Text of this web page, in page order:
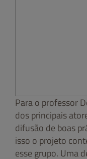
Para o professor
dos principais
difusão de boas
isso o projeto
esse grupo. Uma